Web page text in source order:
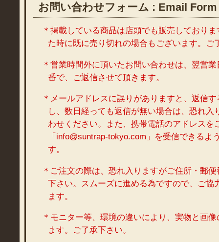
お問い合わせフォーム : Email Form
＊掲載している商品は店頭でも販売しており
た時に既に売り切れの場合もございます。ご
＊営業時間外に頂いたお問い合わせは、翌営
番で、ご返信させて頂きます。
＊メールアドレスに誤りがありますと、返信
し、数日経っても返信が無い場合は、恐れ入
わせください。また、携帯電話のアドレスを
「info@suntrap-tokyo.com」を受信できるよ
す。
＊ご注文の際は、恐れ入りますがご住所・郵
下さい。スムーズに進める為ですので、ご協
ます。
＊モニター等、環境の違いにより、実物と画
ます。ご了承下さい。